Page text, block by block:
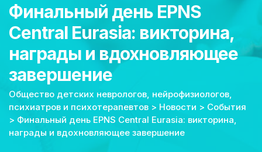
Финальный день EPNS
Central Eurasia: викторина,
награды и вдохновляющее
завершение
Общество детских неврологов, нейрофизиологов,
психиатров и психотерапевтов > Новости > События
> Финальный день EPNS Central Eurasia: викторина,
награды и вдохновляющее завершение